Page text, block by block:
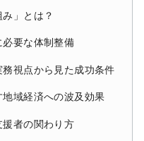
」とは？
要な体制整備
視点から見た成功条件
域経済への波及効果
者の関わり方